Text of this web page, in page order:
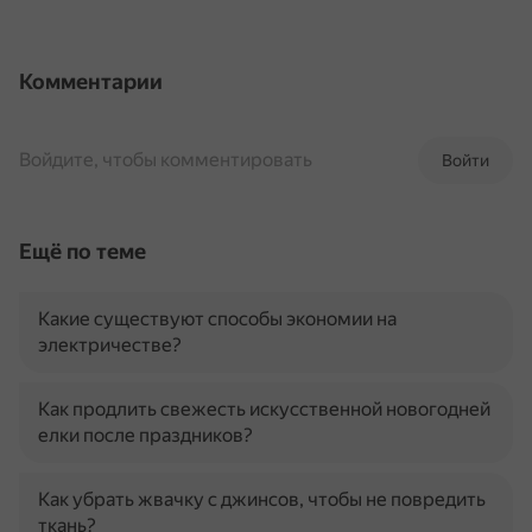
Комментарии
Войти
Войдите, чтобы комментировать
Ещё по теме
Какие существуют способы экономии на
электричестве?
Как продлить свежесть искусственной новогодней
елки после праздников?
Как убрать жвачку с джинсов, чтобы не повредить
ткань?